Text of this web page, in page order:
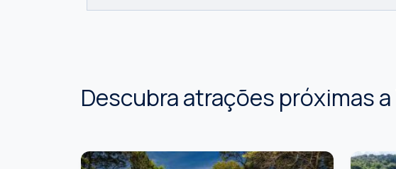
Descubra atrações próximas a